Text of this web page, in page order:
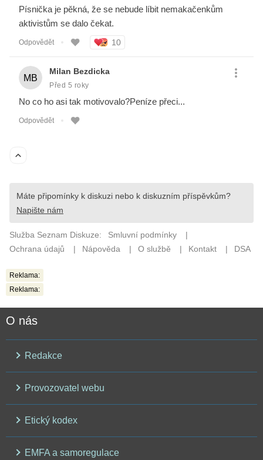
Reklama:
Reklama:
O nás
Redakce
Provozovatel webu
Etický kodex
EMFA a samoregulace